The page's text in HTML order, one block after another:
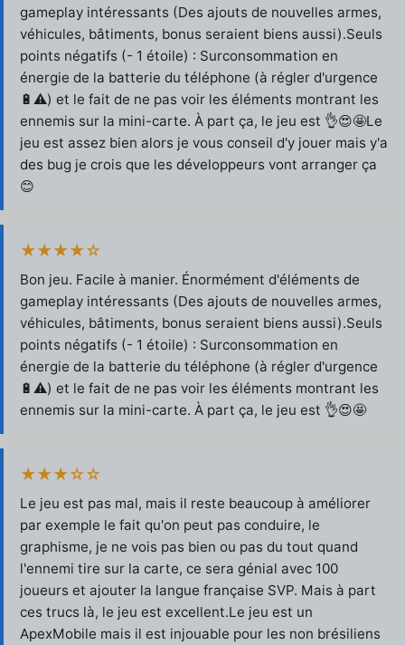
gameplay intéressants (Des ajouts de nouvelles armes,
véhicules, bâtiments, bonus seraient biens aussi).Seuls
points négatifs (- 1 étoile) : Surconsommation en
énergie de la batterie du téléphone (à régler d'urgence
🔋⚠️) et le fait de ne pas voir les éléments montrant les
ennemis sur la mini-carte. À part ça, le jeu est 👌😍🤩Le
jeu est assez bien alors je vous conseil d'y jouer mais y'a
des bug je crois que les développeurs vont arranger ça
😊
★★★★☆
Bon jeu. Facile à manier. Énormément d'éléments de
gameplay intéressants (Des ajouts de nouvelles armes,
véhicules, bâtiments, bonus seraient biens aussi).Seuls
points négatifs (- 1 étoile) : Surconsommation en
énergie de la batterie du téléphone (à régler d'urgence
🔋⚠️) et le fait de ne pas voir les éléments montrant les
ennemis sur la mini-carte. À part ça, le jeu est 👌😍🤩
★★★☆☆
Le jeu est pas mal, mais il reste beaucoup à améliorer
par exemple le fait qu'on peut pas conduire, le
graphisme, je ne vois pas bien ou pas du tout quand
l'ennemi tire sur la carte, ce sera génial avec 100
joueurs et ajouter la langue française SVP. Mais à part
ces trucs là, le jeu est excellent.Le jeu est un
ApexMobile mais il est injouable pour les non brésiliens